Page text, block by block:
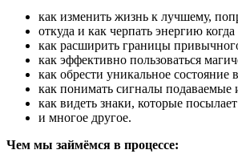
как изменить жизнь к лучшему,
откуда и как черпать энергию
как расширить границы
как эффективно пользоваться
как обрести уникальное состояние
как понимать сигналы подаваемые
как видеть знаки, которые
и многое другое.
Чем мы займёмся в процессе: